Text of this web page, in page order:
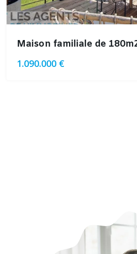
1.090.000 €